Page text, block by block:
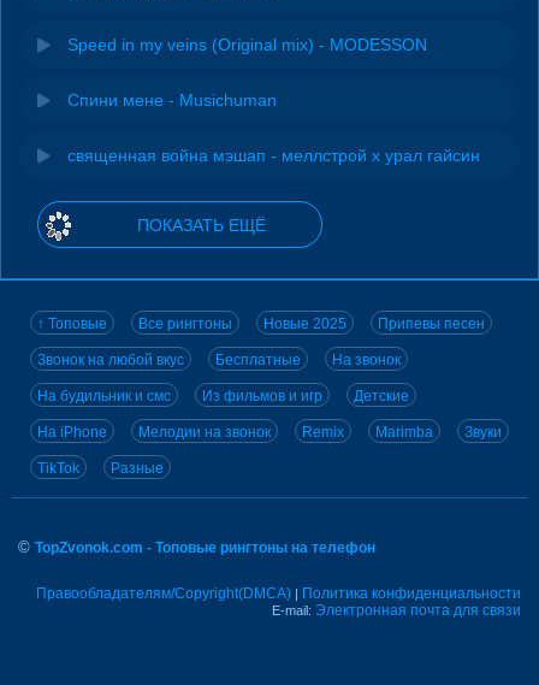
Speed in my veins (Original mix) - MODESSON
Спини мене - Musichuman
священная война мэшап - меллстрой х урал гайсин
ПОКАЗАТЬ ЕЩЁ
↑ Топовые Все рингтоны Новые 2025 Припевы песен
Звонок на любой вкус Бесплатные На звонок
На будильник и смс Из фильмов и игр Детские
На iPhone Мелодии на звонок Remix Marimba Звуки
TikTok Разные
© TopZvonok.com - Топовые рингтоны на телефон
Правообладателям/Copyright(DMCA) | Политика конфиденциальности
E-mail: Электронная почта для связи